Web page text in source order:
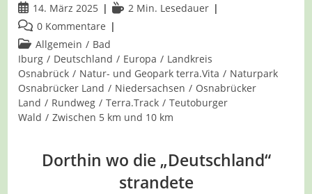
Beitrag
veröffentlicht:
14. März 2025 Lesedauer:
2 Min. Lesedauer
Beitrags-
Kommentare:
0 Kommentare
Beitrags-
Kategorie:
Allgemein / Bad
Iburg / Deutschland / Europa / Landkreis
Osnabrück / Natur- und Geopark terra.Vita / Naturpark
Osnabrücker Land / Niedersachsen / Osnabrücker
Land / Rundweg / Terra.Track / Teutoburger
Wald / Zwischen 5 km und 10 km
Dorthin wo die „Deutschland“
strandete